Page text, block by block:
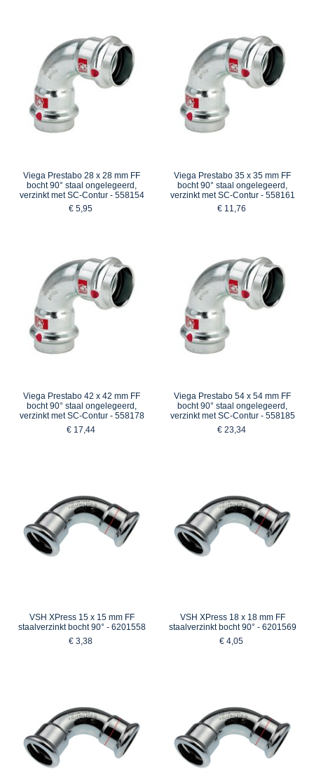
Viega Prestabo 28 x 28 mm FF
bocht 90° staal ongelegeerd,
verzinkt met SC-Contur - 558154
€ 5,95
Viega Prestabo 35 x 35 mm FF
bocht 90° staal ongelegeerd,
verzinkt met SC-Contur - 558161
€ 11,76
Viega Prestabo 42 x 42 mm FF
bocht 90° staal ongelegeerd,
verzinkt met SC-Contur - 558178
€ 17,44
Viega Prestabo 54 x 54 mm FF
bocht 90° staal ongelegeerd,
verzinkt met SC-Contur - 558185
€ 23,34
VSH XPress 15 x 15 mm FF
staalverzinkt bocht 90° - 6201558
€ 3,38
VSH XPress 18 x 18 mm FF
staalverzinkt bocht 90° - 6201569
€ 4,05